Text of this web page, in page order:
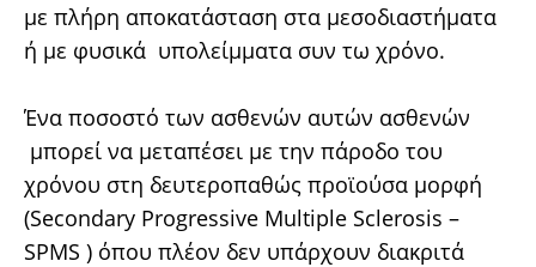
με πλήρη αποκατάσταση στα μεσοδιαστήματα
ή με φυσικά υπολείμματα συν τω χρόνο.
Ένα ποσοστό των ασθενών αυτών ασθενών
μπορεί να μεταπέσει με την πάροδο του
χρόνου στη δευτεροπαθώς προϊούσα μορφή
(Secondary Progressive Multiple Sclerosis –
SPMS ) όπου πλέον δεν υπάρχουν διακριτά